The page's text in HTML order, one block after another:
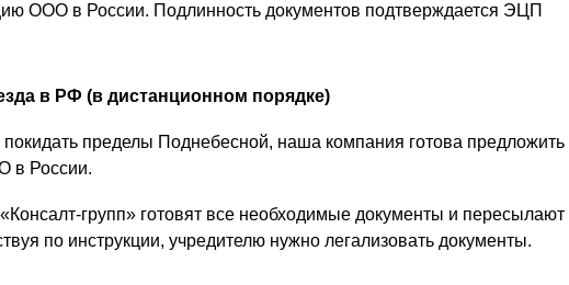
ООО в России. Подлинность документов подтверждается ЭЦП
в РФ (в дистанционном порядке)
пределы Поднебесной, наша компания готова предложить
в России.
групп» готовят все необходимые документы и пересылают
по инструкции, учредителю нужно легализовать документы.